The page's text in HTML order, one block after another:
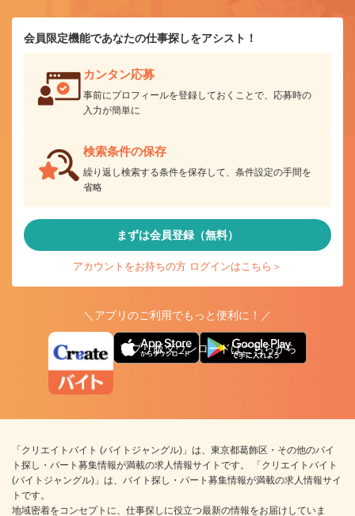
会員限定機能であなたの仕事探しをアシスト！
カンタン応募
事前にプロフィールを登録しておくことで、応募時の
入力が簡単に
検索条件の保存
繰り返し検索する条件を保存して、条件設定の手間を
省略
まずは会員登録（無料）
アカウントをお持ちの方 ログインはこちら＞
＼アプリのご利用でもっと便利に！／
アプリ版ダウンロードはこちらから
「クリエイトバイト (バイトジャングル)」は、東京都葛飾区・その他のバイ
ト探し・パート募集情報が満載の求人情報サイトです。 「クリエイトバイト
(バイトジャングル)」は、バイト探し・パート募集情報が満載の求人情報サイ
トです。
地域密着をコンセプトに、仕事探しに役立つ最新の情報をお届けしていま